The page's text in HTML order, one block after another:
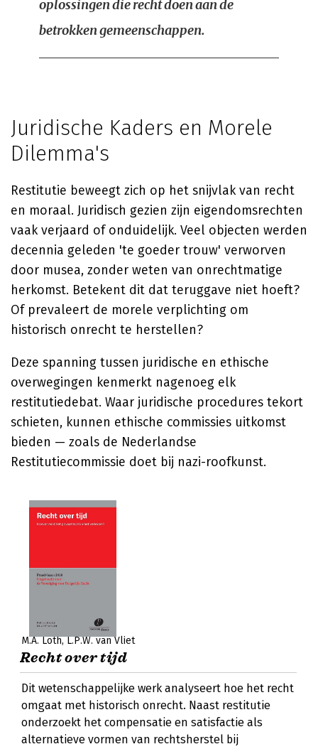
oplossingen die recht doen aan de
betrokken gemeenschappen.
Juridische Kaders en Morele
Dilemma's
Restitutie beweegt zich op het snijvlak van recht
en moraal. Juridisch gezien zijn eigendomsrechten
vaak verjaard of onduidelijk. Veel objecten werden
decennia geleden 'te goeder trouw' verworven
door musea, zonder weten van onrechtmatige
herkomst. Betekent dit dat teruggave niet hoeft?
Of prevaleert de morele verplichting om
historisch onrecht te herstellen?
Deze spanning tussen juridische en ethische
overwegingen kenmerkt nagenoeg elk
restitutiedebat. Waar juridische procedures tekort
schieten, kunnen ethische commissies uitkomst
bieden — zoals de Nederlandse
Restitutiecommissie doet bij nazi-roofkunst.
M.A. Loth L.P.W. van Vliet
Recht over tijd
Dit wetenschappelijke werk analyseert hoe het recht
omgaat met historisch onrecht. Naast restitutie
onderzoekt het compensatie en satisfactie als
alternatieve vormen van rechtsherstel bij